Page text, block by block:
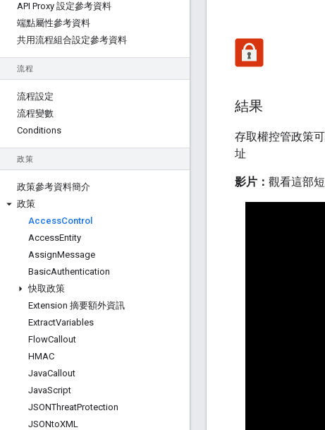
API Proxy 設定參考資料
端點屬性參考資料
共用流程組合設定參考資料
流程
流程設定
流程變數
Conditions
政策
政策參考資料簡介
政策
AccessControl
AccessEntity
AssignMessage
BasicAuthentication
快取政策
Extension 摘要額外資訊
ExtractVariables
FlowCallout
HMAC
JavaCallout
JavaScript
JSONThreatProtection
JSONtoXML
結果
存取權控管政策
址
影片： 觀看這部